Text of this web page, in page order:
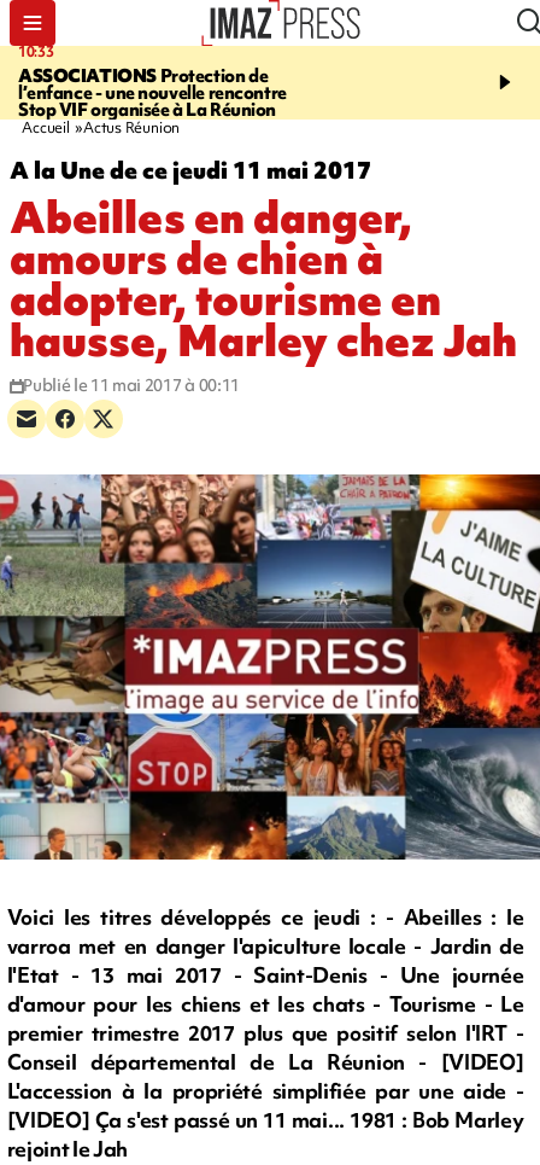
10:33
ASSOCIATIONSProtection de
l’enfance - une nouvelle rencontre
Stop VIF organisée à La Réunion
15:03
Vaste feu
l'ouest du pays, 20.000
Accueil Actus Réunion
A la Une de ce jeudi 11 mai 2017
Abeilles en danger,
amours de chien à
adopter, tourisme en
hausse, Marley chez Jah
Publié le 11 mai 2017 à 00:11
Voici les titres développés ce jeudi : - Abeilles : le
varroa met en danger l'apiculture locale - Jardin de
l'Etat - 13 mai 2017 - Saint-Denis - Une journée
d'amour pour les chiens et les chats - Tourisme - Le
premier trimestre 2017 plus que positif selon l'IRT -
Conseil départemental de La Réunion - [VIDEO]
L'accession à la propriété simplifiée par une aide -
[VIDEO] Ça s'est passé un 11 mai... 1981 : Bob Marley
rejoint le Jah